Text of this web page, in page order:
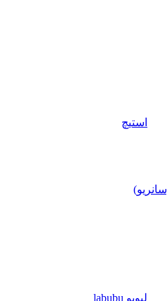
استیچ
لبوبو labubu